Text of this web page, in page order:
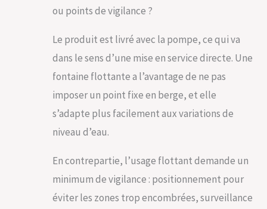
ou points de vigilance ?
Le produit est livré avec la pompe, ce qui va
dans le sens d’une mise en service directe. Une
fontaine flottante a l’avantage de ne pas
imposer un point fixe en berge, et elle
s’adapte plus facilement aux variations de
niveau d’eau.
En contrepartie, l’usage flottant demande un
minimum de vigilance : positionnement pour
éviter les zones trop encombrées, surveillance